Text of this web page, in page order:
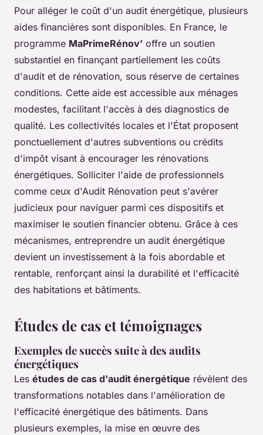
Pour alléger le coût d'un audit énergétique, plusieurs
aides financières sont disponibles. En France, le
programme MaPrimeRénov’ offre un soutien
substantiel en finançant partiellement les coûts
d'audit et de rénovation, sous réserve de certaines
conditions. Cette aide est accessible aux ménages
modestes, facilitant l'accès à des diagnostics de
qualité. Les collectivités locales et l'État proposent
ponctuellement d'autres subventions ou crédits
d'impôt visant à encourager les rénovations
énergétiques. Solliciter l'aide de professionnels
comme ceux d'Audit Rénovation peut s'avérer
judicieux pour naviguer parmi ces dispositifs et
maximiser le soutien financier obtenu. Grâce à ces
mécanismes, entreprendre un audit énergétique
devient un investissement à la fois abordable et
rentable, renforçant ainsi la durabilité et l'efficacité
des habitations et bâtiments.
Études de cas et témoignages
Exemples de succès suite à des audits
énergétiques
Les études de cas d'audit énergétique révèlent des
transformations notables dans l'amélioration de
l'efficacité énergétique des bâtiments. Dans
plusieurs exemples, la mise en œuvre des